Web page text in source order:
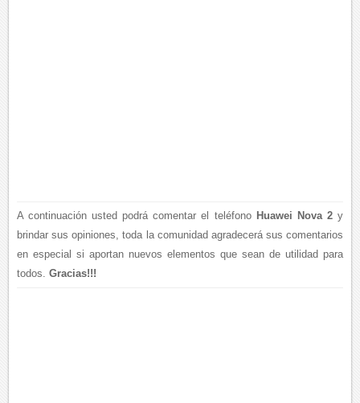
A continuación usted podrá comentar el teléfono Huawei Nova 2y
brindar sus opiniones, toda la comunidad agradecerá sus comentarios
en especial si aportan nuevos elementos que sean de utilidad para
todos.Gracias!!!